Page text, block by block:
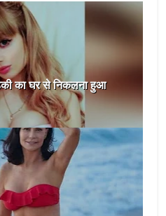
का घर से निकलना हुआ